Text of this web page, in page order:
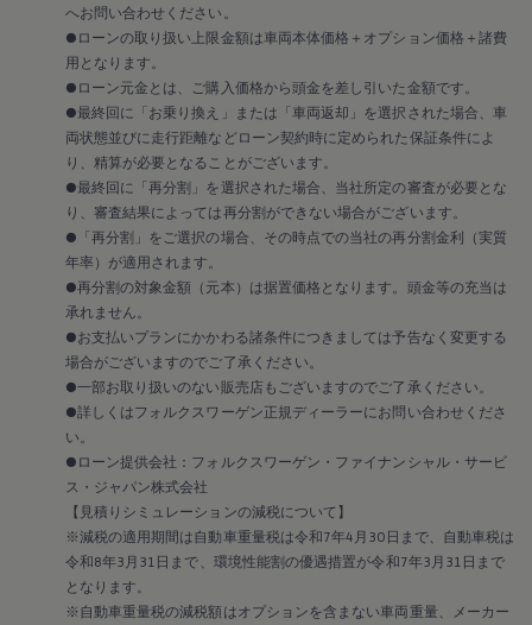
プレスリリース
2025
2024
2023
2022
2021
2020
2019
2018
2017
2016
2015
リコール関連情報
セーフティ マイスター
へお問い合わせください。
●ローンの取り扱い上限金額は車両本体価格＋オプション価格＋諸費
用となります。
●ローン元金とは、ご購入価格から頭金を差し引いた金額です。
●最終回に「お乗り換え」または「車両返却」を選択された場合、車
両状態並びに走行距離などローン契約時に定められた保証条件によ
り、精算が必要となることがございます。
●最終回に「再分割」を選択された場合、当社所定の審査が必要とな
り、審査結果によっては再分割ができない場合がございます。
●「再分割」をご選択の場合、その時点での当社の再分割金利（実質
年率）が適用されます。
●再分割の対象金額（元本）は据置価格となります。頭金等の充当は
承れません。
●お支払いプランにかかわる諸条件につきましては予告なく変更する
場合がございますのでご了承ください。
●一部お取り扱いのない販売店もございますのでご了承ください。
●詳しくはフォルクスワーゲン正規ディーラーにお問い合わせくださ
い。
●ローン提供会社：フォルクスワーゲン・ファイナンシャル・サービ
ス・ジャパン株式会社
【見積りシミュレーションの減税について】
※減税の適用期間は自動車重量税は令和7年4月30日まで、自動車税は
令和8年3月31日まで、環境性能割の優遇措置が令和7年3月31日まで
となります。
※自動車重量税の減税額はオプションを含まない車両重量、メーカー